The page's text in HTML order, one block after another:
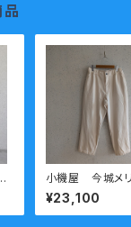
品
小機屋 今城メ
ス ニットパン
屋 キナリ (送
料)
¥23,100